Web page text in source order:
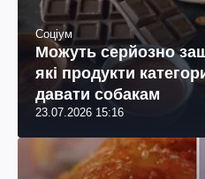
Соціум
Можуть серйозно
які продукти
давати собакам
23.07.2026 15:16